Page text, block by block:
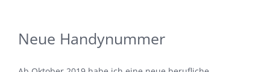
Neue Handynummer